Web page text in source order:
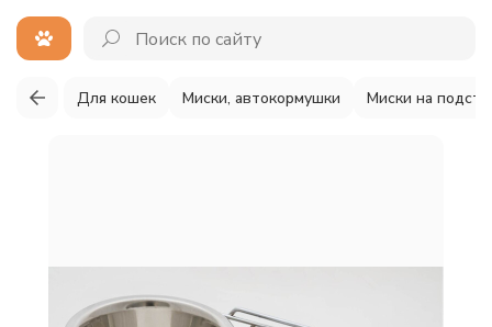
Для кошек Миски, автокормушки Миски на